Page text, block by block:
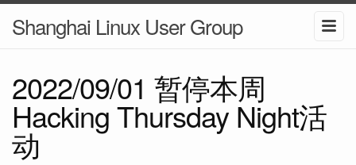
Shanghai Linux User Group
2022/09/01 暂停本周
Hacking Thursday Night活
动